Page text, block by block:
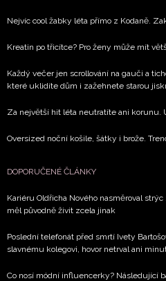
Nejvíc cool žabky léta přímo z Kodaně.
Kreatin po třicítce? Pro ženy může mít
Každý večer jen scrollování na gauči a
které uklidíte dům i zažehnete starou
Za největší hit léta neutratíte ani korunu.
Oversized noční košile, šátky i brože.
DOPORUČENÉ ČLÁNKY
Kariéru Oldřicha Nového nasměroval
měl původně živit zcela jinak
Poslední telefonát před smrtí Ivety
slavnému kolegovi, hovor netrval ani
Co nosí módní influencerky? Následující